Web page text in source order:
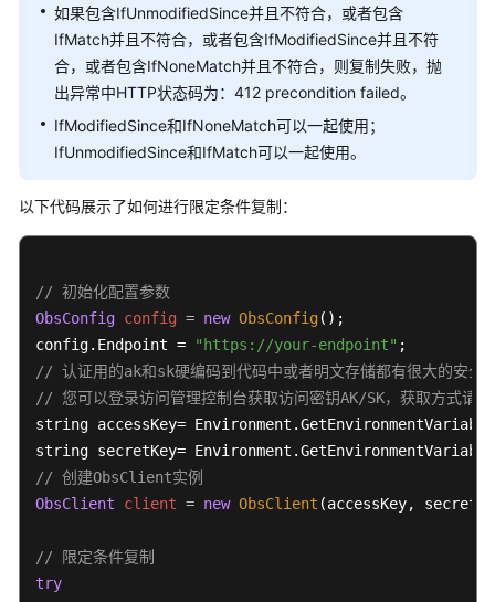
写
响
应
头
获
取
自
定
据
图
片
处
理
判
断
象
如果包含IfUnmodifiedSince并且不符合，或者包含
IfMatch并且不符合，或者包含IfModifiedSince并且不符
合，或者包含IfNoneMatch并且不符合，则复制失败，抛
出异常中HTTP状态码为：412 precondition failed。
IfModifiedSince和IfNoneMatch可以一起使用；
IfUnmodifiedSince和IfMatch可以一起使用。
以下代码展示了如何进行限定条件复制：
// 初始化配置参数
ObsConfig config = new ObsConfig ();
config.Endpoint =
"https://your-endpoint"
// 认证用的ak和sk硬编码到代码中或者明文存储都有很大的安全
// 您可以登录访问管理控制台获取访问密钥AK/SK，获取
string accessKey=
string secretKey=
// 创建ObsClient实例
ObsClient
client = new ObsClient (accessKey,
// 限定条件复制
try